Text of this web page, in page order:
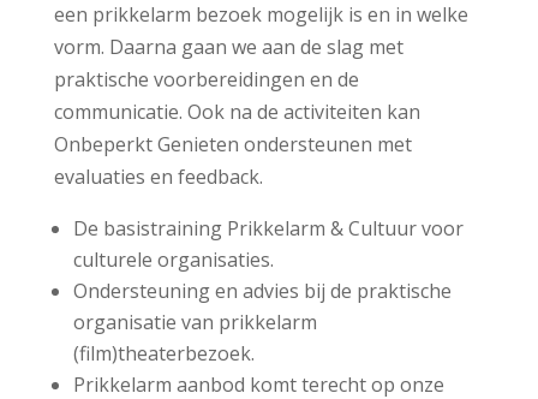
een prikkelarm bezoek mogelijk is en in welke
vorm. Daarna gaan we aan de slag met
praktische voorbereidingen en de
communicatie. Ook na de activiteiten kan
Onbeperkt Genieten ondersteunen met
evaluaties en feedback.
De basistraining Prikkelarm & Cultuur voor
culturele organisaties.
Ondersteuning en advies bij de praktische
organisatie van prikkelarm
(film)theaterbezoek.
Prikkelarm aanbod komt terecht op onze